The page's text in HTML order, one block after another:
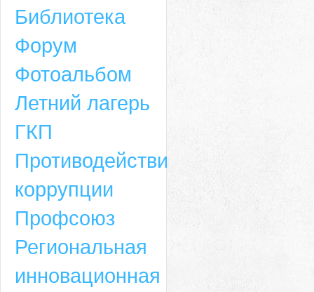
Адрес
6-49, электронный адрес: aja_70@mail.ru
Библиотека
Форум
Фотоальбом
Летний лагерь
ГКП
Противодействие
коррупции
Профсоюз
Региональная
инновационная